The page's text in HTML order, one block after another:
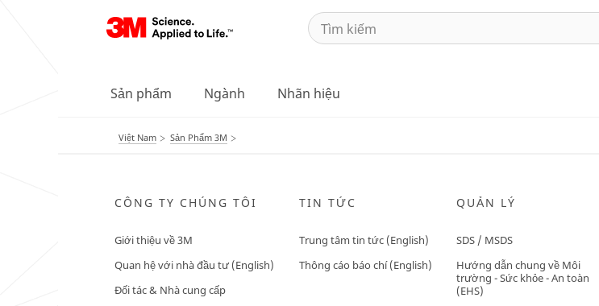
Sản phẩm Ngành Nhãn hiệu
Việt Nam Sản Phẩm 3M
CÔNG TY CHÚNG TÔI
Giới thiệu về 3M
Quan hệ với nhà đầu tư (English)
Đối tác & Nhà cung cấp
TIN TỨC
Trung tâm tin tức (English)
Thông cáo báo chí (English)
QUẢN LÝ
SDS / MSDS
Hướng dẫn chung về Môi
trường - Sức khỏe - An toàn
(EHS)